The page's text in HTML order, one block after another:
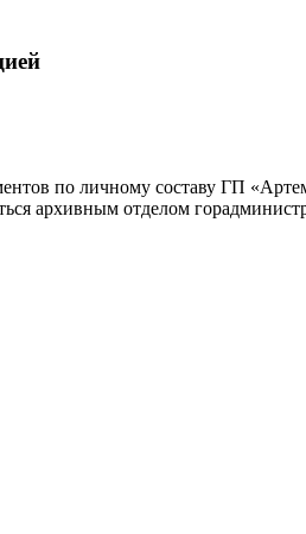
по личному составу ГП
архивным отделом